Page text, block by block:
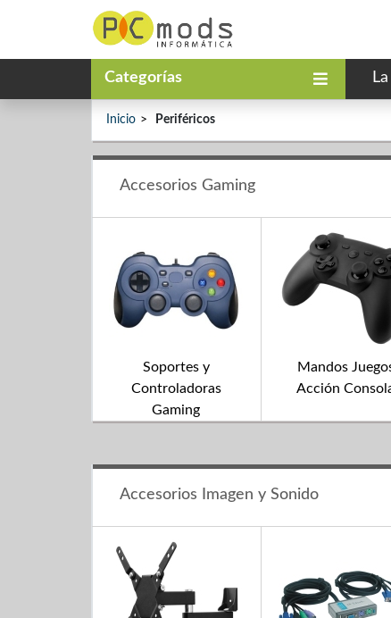
Categorías
Inicio Periféricos
Accesorios Gaming
Soportes y
Controladoras
Gaming
Mandos
Acción
Accesorios Imagen y Sonido